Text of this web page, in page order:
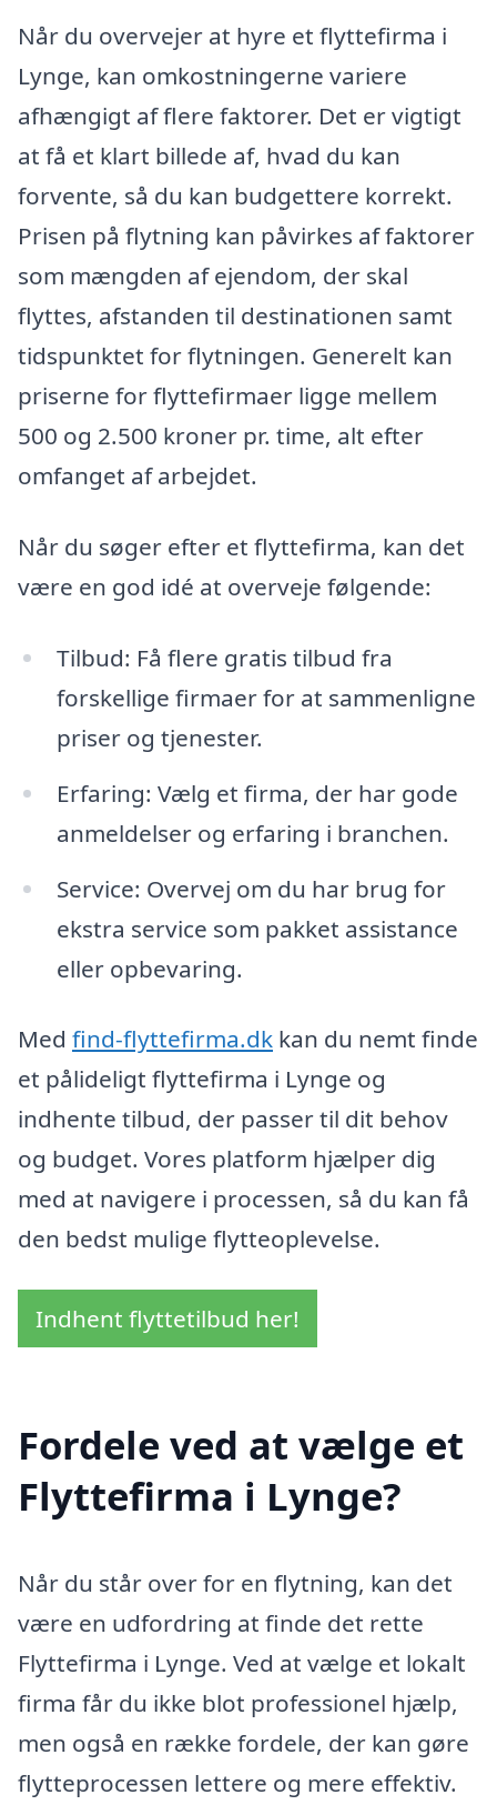
Når du overvejer at hyre et flyttefirma i
Lynge, kan omkostningerne variere
afhængigt af flere faktorer. Det er vigtigt
at få et klart billede af, hvad du kan
forvente, så du kan budgettere korrekt.
Prisen på flytning kan påvirkes af faktorer
som mængden af ejendom, der skal
flyttes, afstanden til destinationen samt
tidspunktet for flytningen. Generelt kan
priserne for flyttefirmaer ligge mellem
500 og 2.500 kroner pr. time, alt efter
omfanget af arbejdet.
Når du søger efter et flyttefirma, kan det
være en god idé at overveje følgende:
Tilbud: Få flere gratis tilbud fra
forskellige firmaer for at sammenligne
priser og tjenester.
Erfaring: Vælg et firma, der har gode
anmeldelser og erfaring i branchen.
Service: Overvej om du har brug for
ekstra service som pakket assistance
eller opbevaring.
Med find-flyttefirma.dk kan du nemt finde
et pålideligt flyttefirma i Lynge og
indhente tilbud, der passer til dit behov
og budget. Vores platform hjælper dig
med at navigere i processen, så du kan få
den bedst mulige flytteoplevelse.
Indhent flyttetilbud her!
Fordele ved at vælge et
Flyttefirma i Lynge?
Når du står over for en flytning, kan det
være en udfordring at finde det rette
Flyttefirma i Lynge. Ved at vælge et lokalt
firma får du ikke blot professionel hjælp,
men også en række fordele, der kan gøre
flytteprocessen lettere og mere effektiv.